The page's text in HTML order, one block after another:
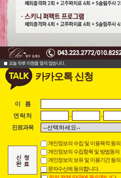
카카오톡 신청
이 름
연 락 처
-
-
진료과목
개인정보의 수집 및 이용목적 동의
개인정보의 수집항목 및 방법동의
개인정보의 보유 및 이용기간 동의
문자수신에 동의합니다.